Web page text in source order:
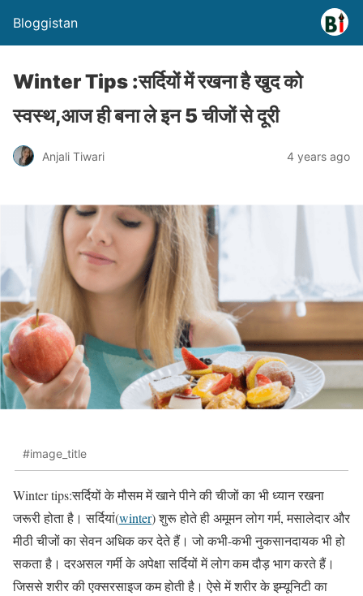
Bloggistan
Winter Tips :सर्दियों में रखना है खुद को
स्वस्थ,आज ही बना ले इन 5 चीजों से दूरी
Anjali Tiwari 4 years ago
#image_title
Winter tips:सर्दियों के मौसम में खाने पीने की चीजों का भी ध्यान रखना
जरूरी होता है। सर्दियां(winter) शुरू होते ही अमूमन लोग गर्म, मसालेदार और
मीठी चीजों का सेवन अधिक कर देते हैं। जो कभी-कभी नुकसानदायक भी हो
सकता है। दरअसल गर्मी के अपेक्षा सर्दियों में लोग कम दौड़ भाग करते हैं।
जिससे शरीर की एक्सरसाइज कम होती है। ऐसे में शरीर के इम्यूनिटी का